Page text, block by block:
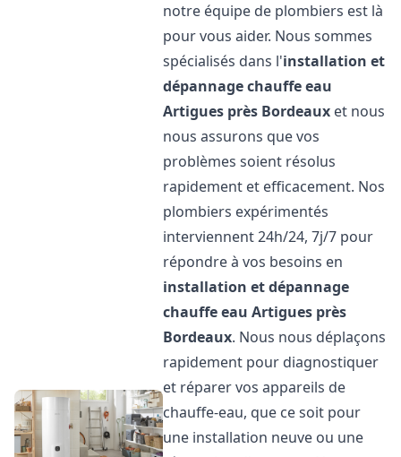
notre équipe de plombiers est là
pour vous aider. Nous sommes
spécialisés dans l'installation et
dépannage chauffe eau
Artigues près Bordeaux et nous
nous assurons que vos
problèmes soient résolus
rapidement et efficacement. Nos
plombiers expérimentés
interviennent 24h/24, 7j/7 pour
répondre à vos besoins en
installation et dépannage
chauffe eau Artigues près
Bordeaux. Nous nous déplaçons
rapidement pour diagnostiquer
et réparer vos appareils de
chauffe-eau, que ce soit pour
une installation neuve ou une